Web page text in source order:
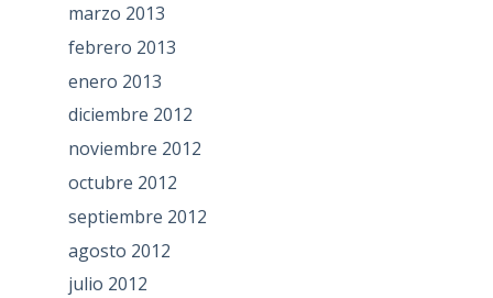
marzo 2013
febrero 2013
enero 2013
diciembre 2012
noviembre 2012
octubre 2012
septiembre 2012
agosto 2012
julio 2012